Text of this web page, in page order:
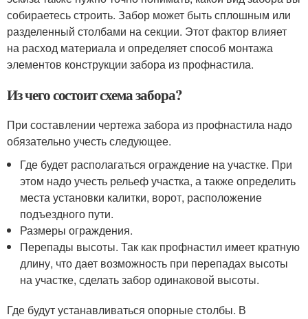
собираетесь строить. Забор может быть сплошным или
разделенный столбами на секции. Этот фактор влияет
на расход материала и определяет способ монтажа
элементов конструкции забора из профнастила.
Из чего состоит схема забора?
При составлении чертежа забора из профнастила надо
обязательно учесть следующее.
Где будет располагаться ограждение на участке. При
этом надо учесть рельеф участка, а также определить
места установки калитки, ворот, расположение
подъездного пути.
Размеры ограждения.
Перепады высоты. Так как профнастил имеет кратную
длину, что дает возможность при перепадах высоты
на участке, сделать забор одинаковой высоты.
Где будут устанавливаться опорные столбы. В